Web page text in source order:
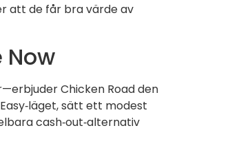
att de får bra värde av
Now
Chicken Road den
sätt ett modest
cash‑out‑alternativ